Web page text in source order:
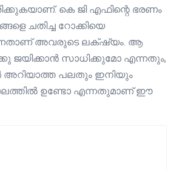
കെ ജി എഫിന്റെ ഭരണം
ചതിച്ച റോക്കിയെ
അവരുടെ ലക്‌ഷ്യം. ആ
ജയിക്കാൻ സാധിക്കുമോ എന്നതും,
പലതും ഇനിയും
ഉണ്ടോ എന്നതുമാണ് ഈ